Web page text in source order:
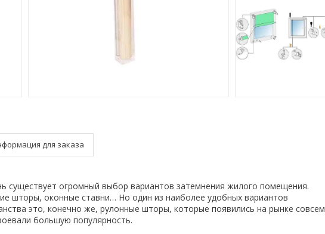
для заказа
существует огромный выбор вариантов затемнения жилого помещения.
шторы, оконные ставни… Но один из наиболее удобных вариантов
это, конечно же, рулонные шторы, которые появились на рынке совсем
большую популярность.